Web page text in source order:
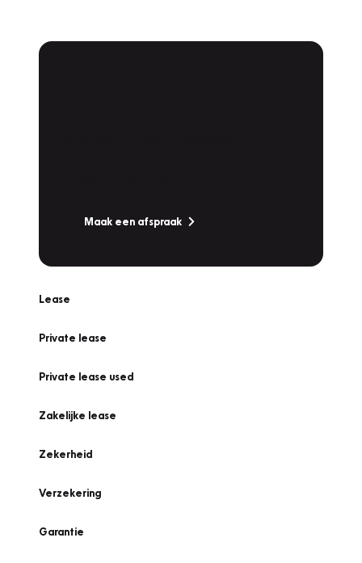
Maak een afspraak
Lease
Private lease
Private lease used
Zakelijke lease
Zekerheid
Verzekering
Garantie